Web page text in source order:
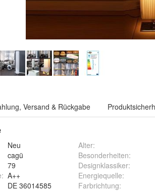
Versand & Rückgabe
Neu
cagü
79
A++
DE 36014585
Alter:
Besonderheiten:
Designklassiker:
Energiequelle:
Farbrichtung: